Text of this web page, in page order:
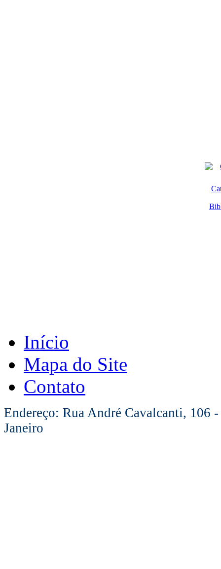
Início
Mapa do Site
Contato
Endereço: Rua André Cavalcanti, 106
Janeiro